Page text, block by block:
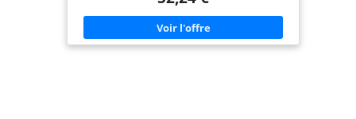
de 12 000 tr/min pour un ponçage régulier et
maîtrisé. [Avantages] Vibrations réduites et
excellente stabilité pour un travail précis,
confortable et homogène sur les surfaces planes
lors des travaux de finition. [Contenu] Livrée